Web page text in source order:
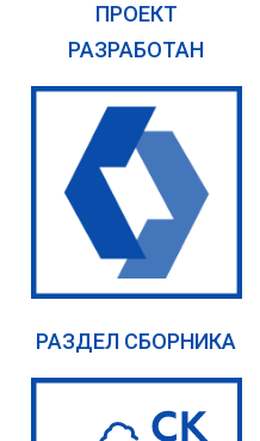
ПРОЕКТ
РАЗРАБОТАН
РАЗДЕЛ СБОРНИКА